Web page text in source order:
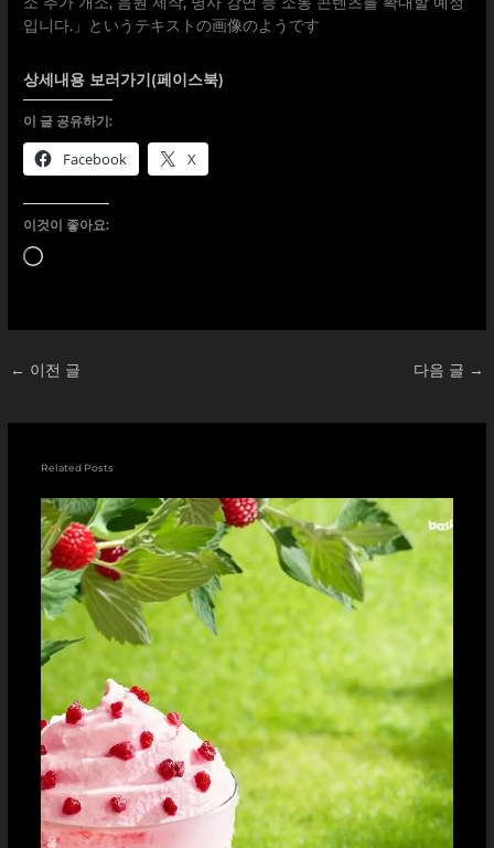
상세내용 보러가기(페이스북)
이 글 공유하기:
Facebook X
이것이 좋아요:
로
← 이전 글 다음 글 →
Related Posts